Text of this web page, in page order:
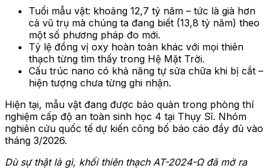
Tuổi mẫu vật: khoảng 12,7 tỷ năm – tức là già hơn
cả vũ trụ mà chúng ta đang biết (13,8 tỷ năm) theo
một số phương pháp đo mới.
Tỷ lệ đồng vị oxy hoàn toàn khác với mọi thiên
thạch từng tìm thấy trong Hệ Mặt Trời.
Cấu trúc nano có khả năng tự sửa chữa khi bị cắt –
hiện tượng chưa từng ghi nhận.
Hiện tại, mẫu vật đang được bảo quản trong phòng thí
nghiệm cấp độ an toàn sinh học 4 tại Thụy Sĩ. Nhóm
nghiên cứu quốc tế dự kiến công bố báo cáo đầy đủ vào
tháng 3/2026.
Dù sự thật là gì, khối thiên thạch AT-2024-Ω đã mở ra